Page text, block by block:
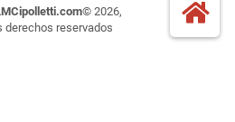
© 2026,
derechos reservados